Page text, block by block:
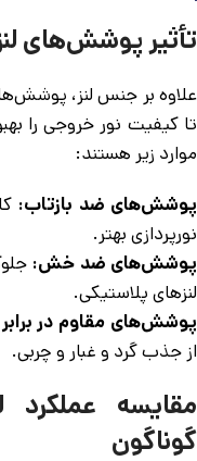
تأثیر پوشش‌های
علاوه بر جنس لنز،
تا کیفیت نور خروجی را
موارد زیر هستند:
پوشش‌های ضد بازتاب:
نورپردازی بهتر.
پوشش‌های ضد خش:
لنزهای پلاستیکی.
پوشش‌های مقاوم در
از جذب گرد و غبار و چربی.
مقایسه
گوناگون